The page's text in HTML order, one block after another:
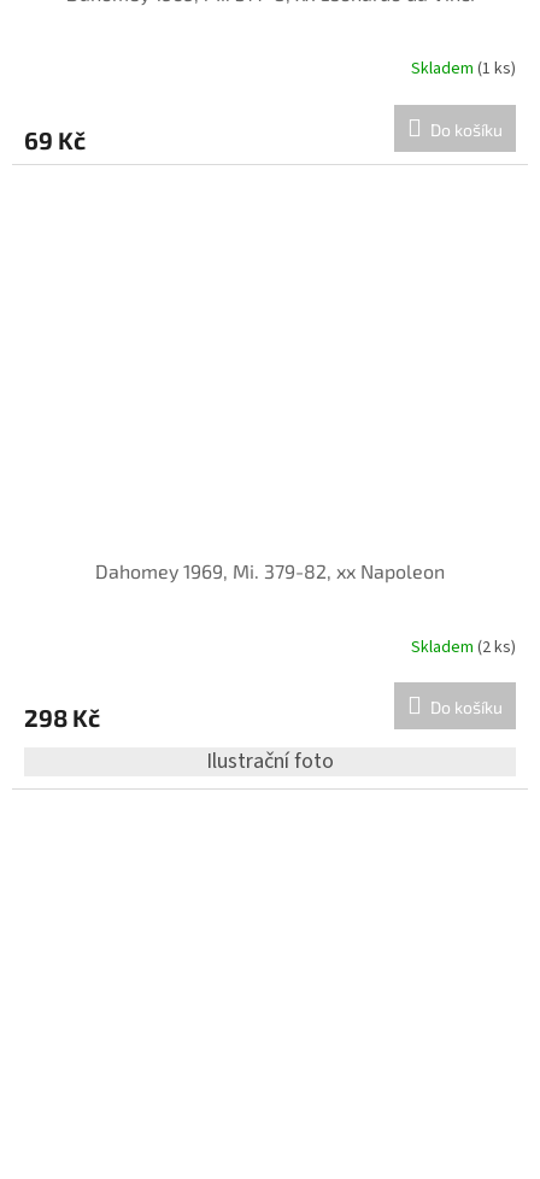
Skladem (1 ks)
69 Kč Do košíku
Dahomey 1969, Mi. 379-82, xx Napoleon
Skladem (2 ks)
298 Kč Do košíku
Ilustrační foto